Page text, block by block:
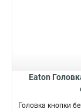
Eaton
Головка кнопки